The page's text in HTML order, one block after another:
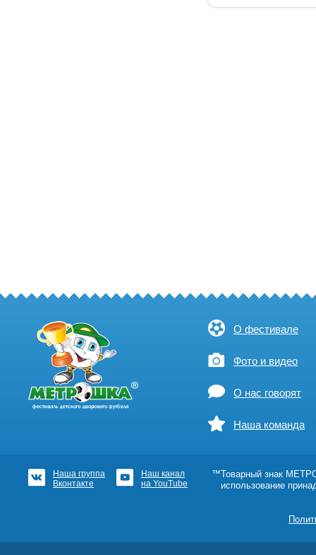
О фестивале
Фото и видео
О нас говорят
Наша команда
Наша группа
Вконтакте
Наш канал
на YouTube
™Товарный знак
использование